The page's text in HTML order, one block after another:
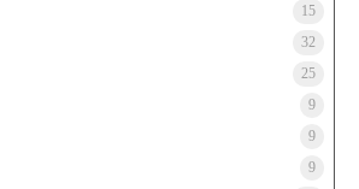
15
32
25
9
9
9